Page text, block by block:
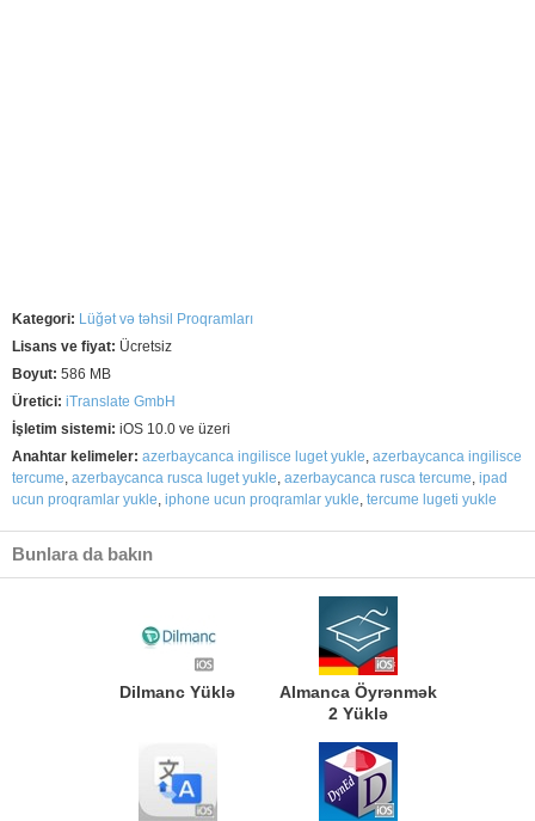
Kategori: Lüğət və təhsil Proqramları
Lisans ve fiyat: Ücretsiz
Boyut: 586 MB
Üretici: iTranslate GmbH
İşletim sistemi: iOS 10.0 ve üzeri
Anahtar kelimeler: azerbaycanca ingilisce luget yukle azerbaycanca ingilisce
tercume azerbaycanca rusca luget yukle azerbaycanca rusca tercume ipad
ucun proqramlar yukle iphone ucun proqramlar yukle tercume lugeti yukle
Bunlara da bakın
Dilmanc Yüklə
Almanca Öyrənmək
2 Yüklə